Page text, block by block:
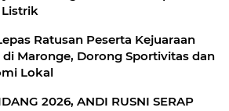
Ratusan Peserta Kejuaraan
di Maronge, Dorong Sportivitas dan
Lokal
2026, ANDI RUSNI SERAP